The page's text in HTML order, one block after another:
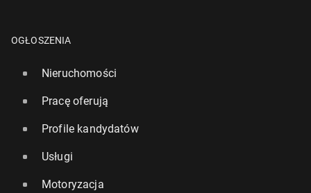
OGŁOSZENIA
Nieruchomości
Pracę oferują
Profile kandydatów
Usługi
Motoryzacja